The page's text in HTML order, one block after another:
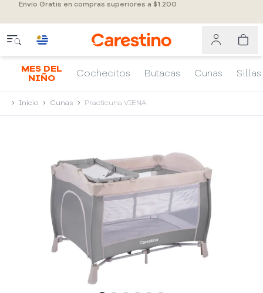
Envío Gratis en compras superiores a $1.200
MES DEL
NIÑO
Cochecitos Butacas Cunas Sillas
Inicio Cunas Practicuna VIENA